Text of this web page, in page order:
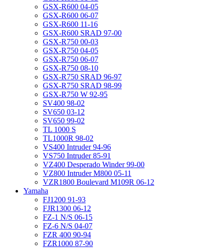
GSX-R600 04-05
GSX-R600 06-07
GSX-R600 11-16
GSX-R600 SRAD 97-00
GSX-R750 00-03
GSX-R750 04-05
GSX-R750 06-07
GSX-R750 08-10
GSX-R750 SRAD 96-97
GSX-R750 SRAD 98-99
GSX-R750 W 92-95
SV400 98-02
SV650 03-12
SV650 99-02
TL 1000 S
TL1000R 98-02
VS400 Intruder 94-96
VS750 Intruder 85-91
VZ400 Desperado Winder 99-00
VZ800 Intruder M800 05-11
VZR1800 Boulevard M109R 06-12
Yamaha
FJ1200 91-93
FJR1300 06-12
FZ-1 N/S 06-15
FZ-6 N/S 04-07
FZR 400 90-94
FZR1000 87-90